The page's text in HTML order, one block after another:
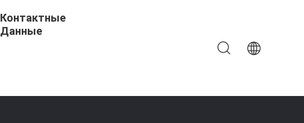
Контактные
Данные